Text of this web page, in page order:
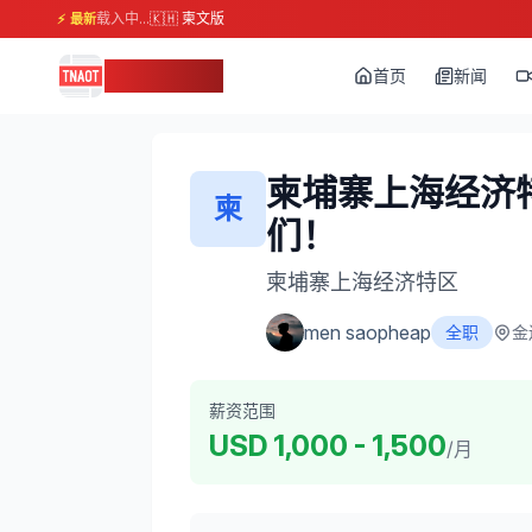
⚡ 最新载入中...🇰🇭 柬文版
首页 新闻
柬
柬埔寨上海经济
们！
柬埔寨上海经济特区
men saopheap 全职 金
薪资范围
USD 1,000 - 1,500/月